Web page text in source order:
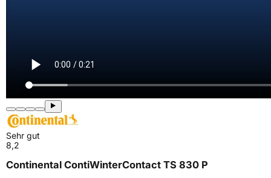
Sehr gut
8,2
Continental ContiWinterContact TS 830 P